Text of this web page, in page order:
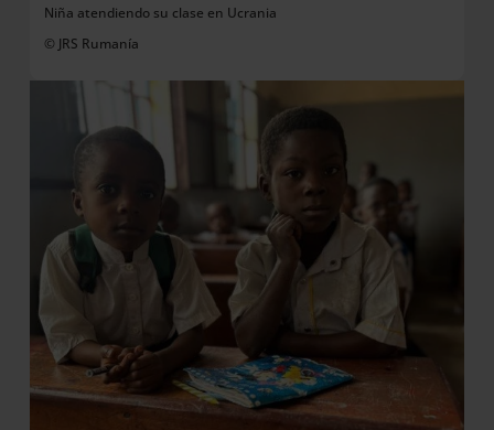
Niña atendiendo su clase en Ucrania
© JRS Rumanía